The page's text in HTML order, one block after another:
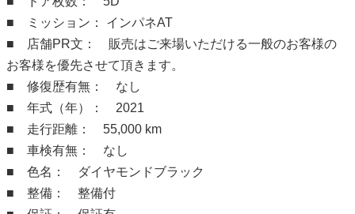
■ ミッション： インパネAT
■ 店舗PR文： 販売はご来場いただける一般のお客様の
お客様を優先させて頂きます。
■ 修復歴有無： なし
■ 年式（年）： 2021
■ 走行距離： 55,000 km
■ 車検有無： なし
■ 色名： ダイヤモンドブラック
■ 整備： 整備付